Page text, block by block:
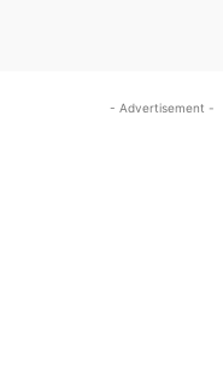
- Advertisement -